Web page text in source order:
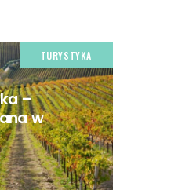
TURYSTYKA
–
w